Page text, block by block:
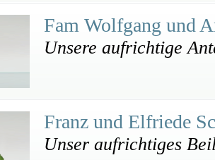
Fam Wolfgang und
Unsere aufrichtige
Franz und Elfriede
Unser aufrichtiges